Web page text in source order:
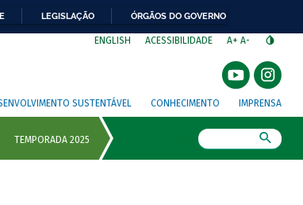
LEGISLAÇÃO ÓRGÃOS DO GOVERNO
ENGLISH ACESSIBILIDADE A+ A-
SUSTENTÁVEL CONHECIMENTO IMPRENSA